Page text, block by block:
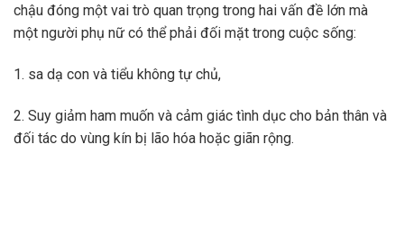
chậu đóng một vai trò quan trọng trong hai vấn đề lớn mà
một người phụ nữ có thể phải đối mặt trong cuộc sống:
1. sa dạ con và tiểu không tự chủ,
2. Suy giảm ham muốn và cảm giác tình dục cho bản thân và
đối tác do vùng kín bị lão hóa hoặc giãn rộng.